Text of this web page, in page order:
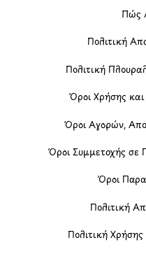
Πώς
Πολιτική
Πολιτική
Όροι Χρήσης και
Όροι Αγορών,
Όροι Συμμετοχής σε
Όροι
Πολιτική
Πολιτική